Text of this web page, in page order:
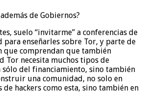
de Gobiernos?
suelo “invitarme” a conferencias de
para enseñarles sobre Tor, y parte de
que comprendan que también
Tor necesita muchos tipos de
sólo del financiamiento, sino también
una comunidad, no solo en
de hackers como esta, sino también en